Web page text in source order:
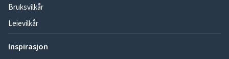
Bruksvilkår
Leievilkår
Inspirasjon